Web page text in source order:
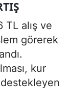
TL alış ve
görerek
kur
destekleyen